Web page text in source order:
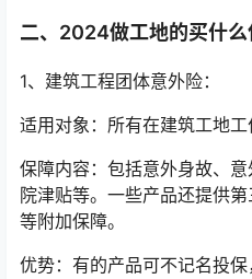
二、2024做工地的买什么
1、建筑工程团体意外险：
适用对象：所有在建筑工地工
保障内容：包括意外身故、
院津贴等。一些产品还提供
等附加保障。
优势：有的产品可不记名投